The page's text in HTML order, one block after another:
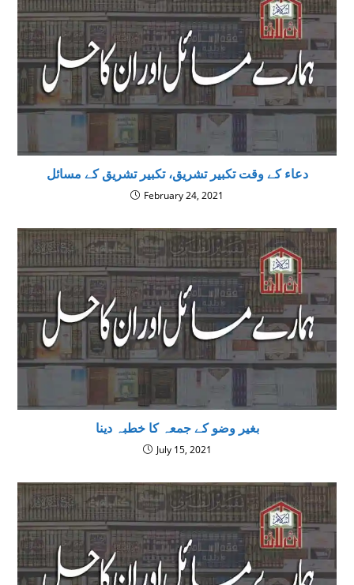
دعاء کے وقت تکبیر تشریق، تکبیر تشریق کے مسائل
February 24, 2021
بغیر وضو کے جمعہ کا خطبہ دینا
July 15, 2021